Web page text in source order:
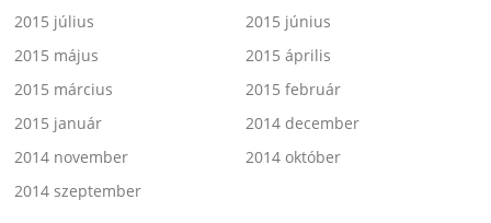
2015 július
2015 június
2015 május
2015 április
2015 március
2015 február
2015 január
2014 december
2014 november
2014 október
2014 szeptember